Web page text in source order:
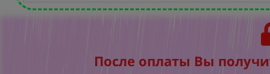
После оплаты Вы